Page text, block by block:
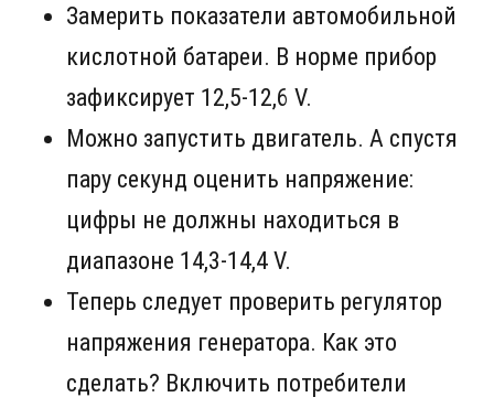
Замерить показатели автомобильной
кислотной батареи. В норме прибор
зафиксирует 12,5-12,6 V.
Можно запустить двигатель. А спустя
пару секунд оценить напряжение:
цифры не должны находиться в
диапазоне 14,3-14,4 V.
Теперь следует проверить регулятор
напряжения генератора. Как это
сделать? Включить потребители